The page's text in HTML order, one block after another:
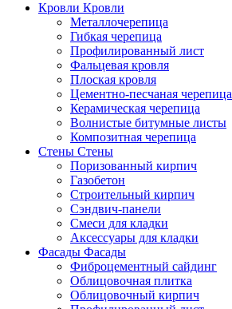
Кровли Кровли
Металлочерепица
Гибкая черепица
Профилированный лист
Фальцевая кровля
Плоская кровля
Цементно-песчаная черепица
Керамическая черепица
Волнистые битумные листы
Композитная черепица
Стены Стены
Поризованный кирпич
Газобетон
Строительный кирпич
Сэндвич-панели
Смеси для кладки
Аксессуары для кладки
Фасады Фасады
Фиброцементный сайдинг
Облицовочная плитка
Облицовочный кирпич